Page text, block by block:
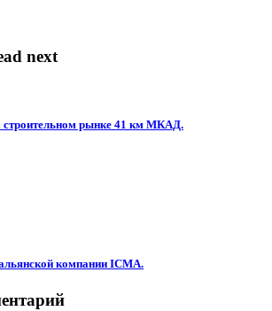
next
строительном рынке 41 км МКАД.
компании ICMA.